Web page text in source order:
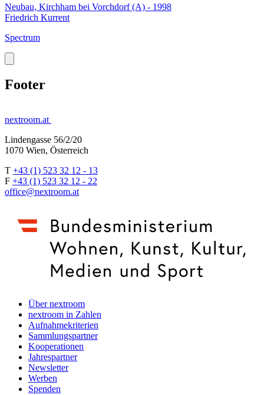
Neubau, Kirchham bei Vorchdorf (A) - 1998
Friedrich Kurrent
Spectrum
Footer
nextroom.at
Lindengasse 56/2/20
1070 Wien, Österreich
T +43 (1) 523 32 12 - 13
F +43 (1) 523 32 12 - 22
office@nextroom.at
Über nextroom
nextroom in Zahlen
Aufnahmekriterien
Sammlungspartner
Kooperationen
Jahrespartner
Newsletter
Werben
Spenden